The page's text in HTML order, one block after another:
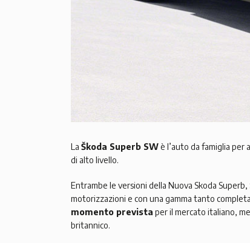
La Škoda Superb SWè l’auto da famiglia per
di alto livello.
Entrambe le versioni della Nuova Skoda Superb,
motorizzazioni e con una gamma tanto
momento prevista per il mercato italiano,
britannico.